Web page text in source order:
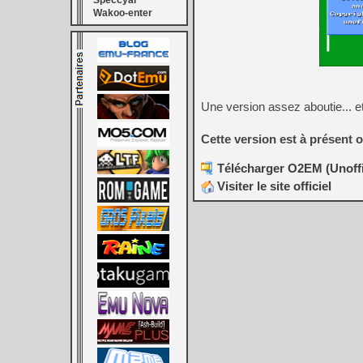
Wakoo-enter
Une version assez aboutie...
Cette version est à présent
Télécharger O2EM
Visiter le site officiel